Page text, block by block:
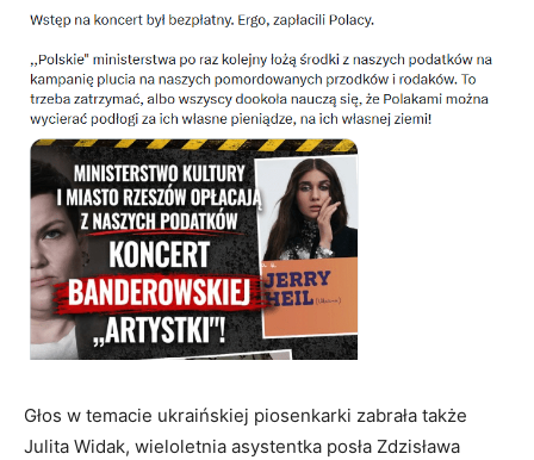
Głos w temacie ukraińskiej piosenkarki zabrała także
Julita Widak, wieloletnia asystentka posła Zdzisława